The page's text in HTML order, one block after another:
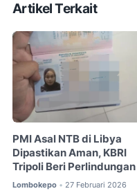
Artikel Terkait
PMI Asal NTB di Libya
Dipastikan Aman, KBRI
Tripoli Beri Perlindungan
Lombokepo • 27 Februari 2026